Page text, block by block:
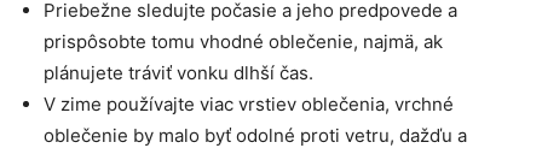
Priebežne sledujte počasie a jeho predpovede a
prispôsobte tomu vhodné oblečenie, najmä, ak
plánujete tráviť vonku dlhší čas.
V zime používajte viac vrstiev oblečenia, vrchné
oblečenie by malo byť odolné proti vetru, dažďu a